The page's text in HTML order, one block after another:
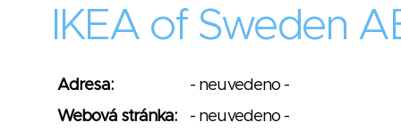
IKEA of Sweden
Adresa:
- neuvedeno -
Webová stránka:
- neuvedeno -